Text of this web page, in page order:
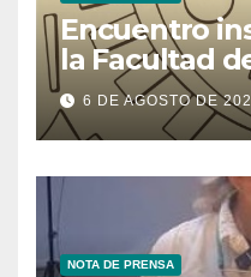
Encuentro
la Facultad
Ministerio de
Tecnología
6 DE AGOSTO DE
NOTA DE PRENSA